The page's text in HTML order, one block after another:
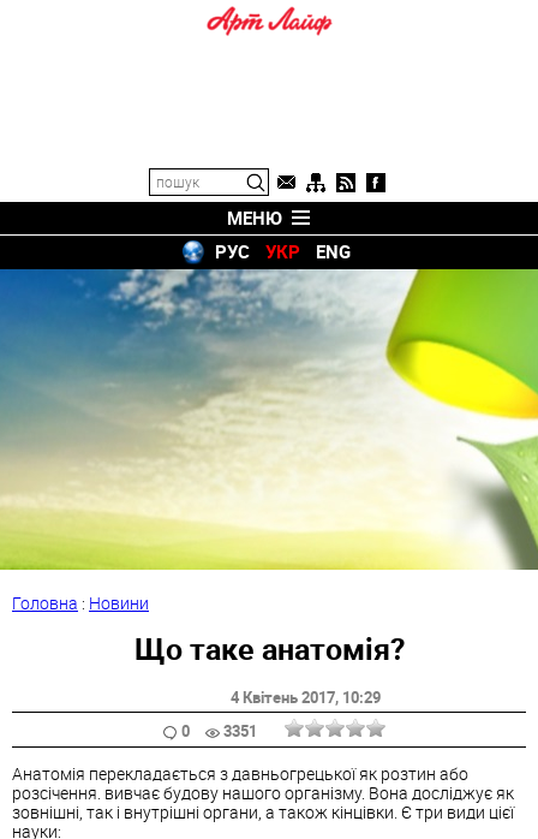
МЕНЮ
РУС
УКР ENG
Головна : Новини
Що таке анатомія?
4 Квітень 2017, 10:29
0
3351
Анатомія перекладається з давньогрецької як розтин або
розсічення. вивчає будову нашого організму. Вона досліджує як
зовнішні, так і внутрішні органи, а також кінцівки. Є три види цієї
науки: